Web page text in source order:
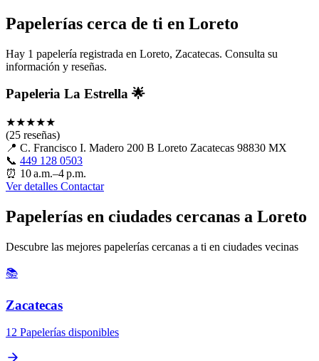
Papelerías cerca de ti en Loreto
Hay 1 papelería registrada en Loreto, Zacatecas. Consulta su
información y reseñas.
Papeleria La Estrella 🌟
★★★★★
(25 reseñas)
📍 C. Francisco I. Madero 200 B Loreto Zacatecas 98830 MX
📞 449 128 0503
⏰ 10 a.m.–4 p.m.
Ver detalles Contactar
Papelerías en ciudades cercanas a Loreto
Descubre las mejores papelerías cercanas a ti en ciudades vecinas
📚
Zacatecas
12 Papelerías disponibles